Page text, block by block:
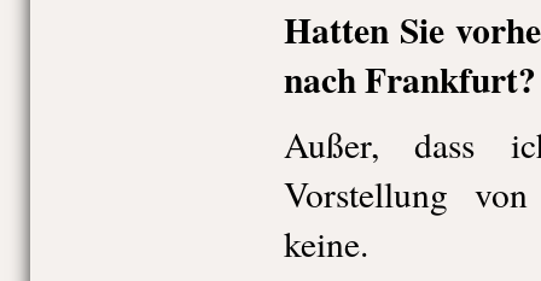
Hatten Sie
nach Frankfurt?
Außer, dass
Vorstellung
keine.